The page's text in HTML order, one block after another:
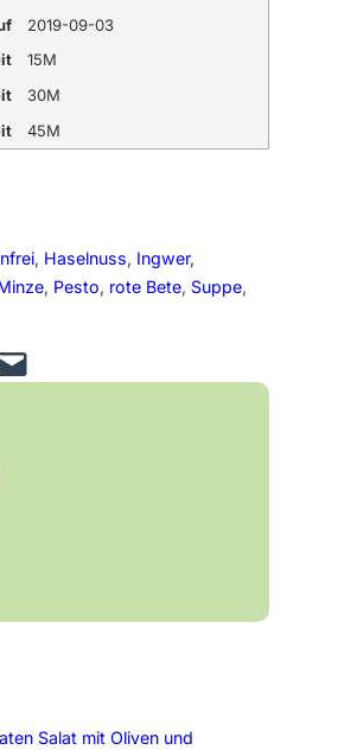
2019-09-03
15M
30M
45M
, Haselnuss, Ingwer
, Pesto, rote Bete, Suppe
Page
Salat mit Oliven und